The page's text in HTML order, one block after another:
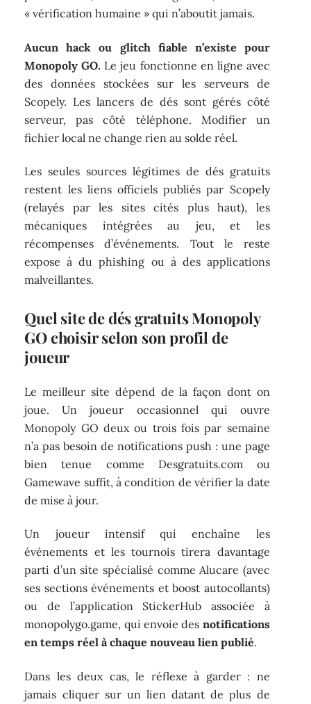
« vérification humaine » qui n’aboutit jamais.
Aucun hack ou glitch fiable n’existe pour
Monopoly GO. Le jeu fonctionne en ligne avec
des données stockées sur les serveurs de
Scopely. Les lancers de dés sont gérés côté
serveur, pas côté téléphone. Modifier un
fichier local ne change rien au solde réel.
Les seules sources légitimes de dés gratuits
restent les liens officiels publiés par Scopely
(relayés par les sites cités plus haut), les
mécaniques intégrées au jeu, et les
récompenses d’événements. Tout le reste
expose à du phishing ou à des applications
malveillantes.
Quel site de dés gratuits Monopoly
GO choisir selon son profil de
joueur
Le meilleur site dépend de la façon dont on
joue. Un joueur occasionnel qui ouvre
Monopoly GO deux ou trois fois par semaine
n’a pas besoin de notifications push : une page
bien tenue comme Desgratuits.com ou
Gamewave suffit, à condition de vérifier la date
de mise à jour.
Un joueur intensif qui enchaîne les
événements et les tournois tirera davantage
parti d’un site spécialisé comme Alucare (avec
ses sections événements et boost autocollants)
ou de l’application StickerHub associée à
monopolygo.game, qui envoie des notifications
en temps réel à chaque nouveau lien publié.
Dans les deux cas, le réflexe à garder : ne
jamais cliquer sur un lien datant de plus de